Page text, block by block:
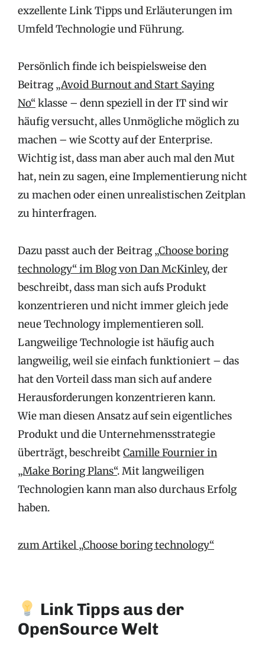
exzellente Link Tipps und Erläuterungen im
Umfeld Technologie und Führung.
Persönlich finde ich beispielsweise den
Beitrag „Avoid Burnout and Start Saying
No“klasse – denn speziell in der IT sind wir
häufig versucht, alles Unmögliche möglich zu
machen – wie Scotty auf der Enterprise.
Wichtig ist, dass man aber auch mal den Mut
hat, nein zu sagen, eine Implementierung nicht
zu machen oder einen unrealistischen Zeitplan
zu hinterfragen.
Dazu passt auch der Beitrag „Choose boring
technology“ im Blog von Dan McKinley, der
beschreibt, dass man sich aufs Produkt
konzentrieren und nicht immer gleich jede
neue Technology implementieren soll.
Langweilige Technologie ist häufig auch
langweilig, weil sie einfach funktioniert – das
hat den Vorteil dass man sich auf andere
Herausforderungen konzentrieren kann.
Wie man diesen Ansatz auf sein eigentliches
Produkt und die Unternehmensstrategie
überträgt, beschreibtCamille Fournier in
„Make Boring Plans“. Mit langweiligen
Technologien kann man also durchaus Erfolg
haben.
zum Artikel „Choose boring technology“
Link Tipps aus der
OpenSource Welt